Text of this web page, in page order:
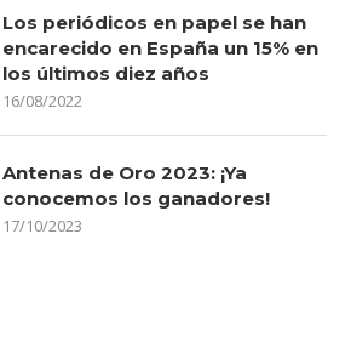
Los periódicos en papel se han
encarecido en España un 15% en
los últimos diez años
16/08/2022
Antenas de Oro 2023: ¡Ya
conocemos los ganadores!
17/10/2023